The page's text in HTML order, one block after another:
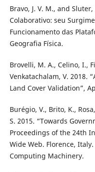
Bravo, J. V. M., and
Colaborativo: seu
Funcionamento das
Geografia Física.
Brovelli, M. A., Celino, I.,
Venkatachalam, V. 2018.
Land Cover Validation”,
Burégio, V., Brito, K.,
S. 2015. “Towards
Proceedings of the 24th
Wide Web. Florence,
Computing Machinery.